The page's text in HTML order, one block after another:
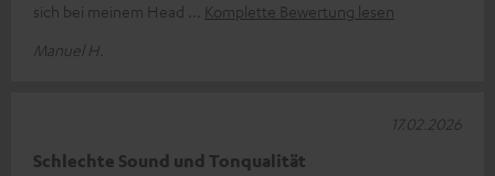
sich bei meinem Head
Komplette Bewertung lesen
Manuel H.
Schlechte Sound und Tonqualität
17.02.2026